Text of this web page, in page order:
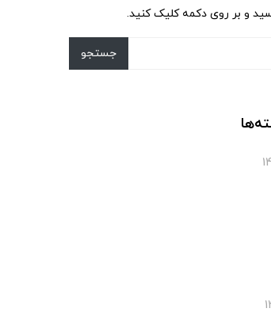
و بر روی دکمه کلیک کنید.
جستجو